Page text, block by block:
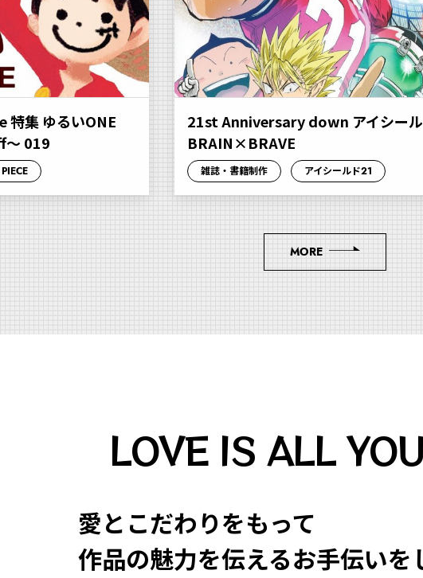
特集 ゆるいONE
～ 019
21st Anniversary down アイシー
BRAIN×BRAVE
雑誌・書籍制作 アイシールド21
MORE
LOVE IS ALL
愛とこだわりをもって
作品の魅⼒を伝えるお⼿伝いを